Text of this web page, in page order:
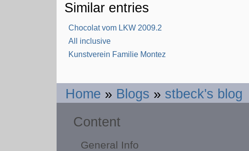
Similar entries
Chocolat vom LKW 2009.2
All inclusive
Kunstverein Familie Montez
Home » Blogs » stbeck's blog
Content
General Info